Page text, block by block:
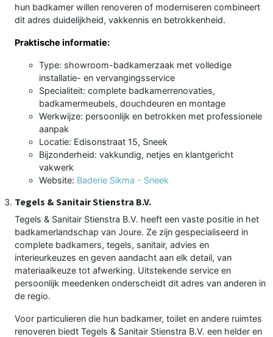
hun badkamer willen renoveren of moderniseren combineert
dit adres duidelijkheid, vakkennis en betrokkenheid.
Praktische informatie:
Type: showroom-badkamerzaak met volledige
installatie- en vervangingsservice
Specialiteit: complete badkamerrenovaties,
badkamermeubels, douchdeuren en montage
Werkwijze: persoonlijk en betrokken met professionele
aanpak
Locatie: Edisonstraat 15, Sneek
Bijzonderheid: vakkundig, netjes en klantgericht
vakwerk
Website: Baderie Sikma - Sneek
Tegels & Sanitair Stienstra B.V.
Tegels & Sanitair Stienstra B.V. heeft een vaste positie in het
badkamerlandschap van Joure. Ze zijn gespecialiseerd in
complete badkamers, tegels, sanitair, advies en
interieurkeuzes en geven aandacht aan elk detail, van
materiaalkeuze tot afwerking. Uitstekende service en
persoonlijk meedenken onderscheidt dit adres van anderen in
de regio.
Voor particulieren die hun badkamer, toilet en andere ruimtes
renoveren biedt Tegels & Sanitair Stienstra B.V. een helder en